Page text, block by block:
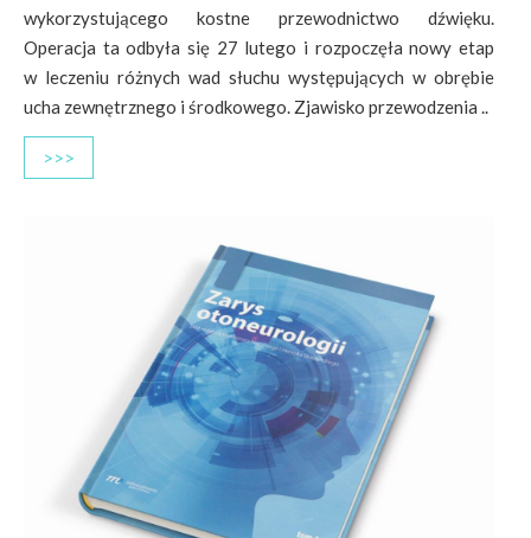
wykorzystującego kostne przewodnictwo dźwięku.
Operacja ta odbyła się 27 lutego i rozpoczęła nowy etap
w leczeniu różnych wad słuchu występujących w obrębie
ucha zewnętrznego i środkowego. Zjawisko przewodzenia ..
>>>